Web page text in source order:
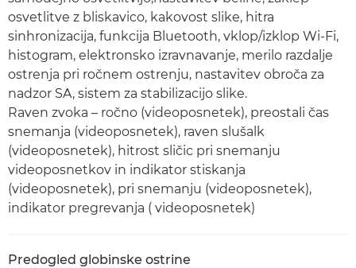
osvetlitve z bliskavico, kakovost slike, hitra
sinhronizacija, funkcija Bluetooth, vklop/izklop Wi-Fi,
histogram, elektronsko izravnavanje, merilo razdalje
ostrenja pri ročnem ostrenju, nastavitev obroča za
nadzor SA, sistem za stabilizacijo slike.
Raven zvoka – ročno (videoposnetek), preostali čas
snemanja (videoposnetek), raven slušalk
(videoposnetek), hitrost sličic pri snemanju
videoposnetkov in indikator stiskanja
(videoposnetek), pri snemanju (videoposnetek),
indikator pregrevanja ( videoposnetek)
Predogled globinske ostrine